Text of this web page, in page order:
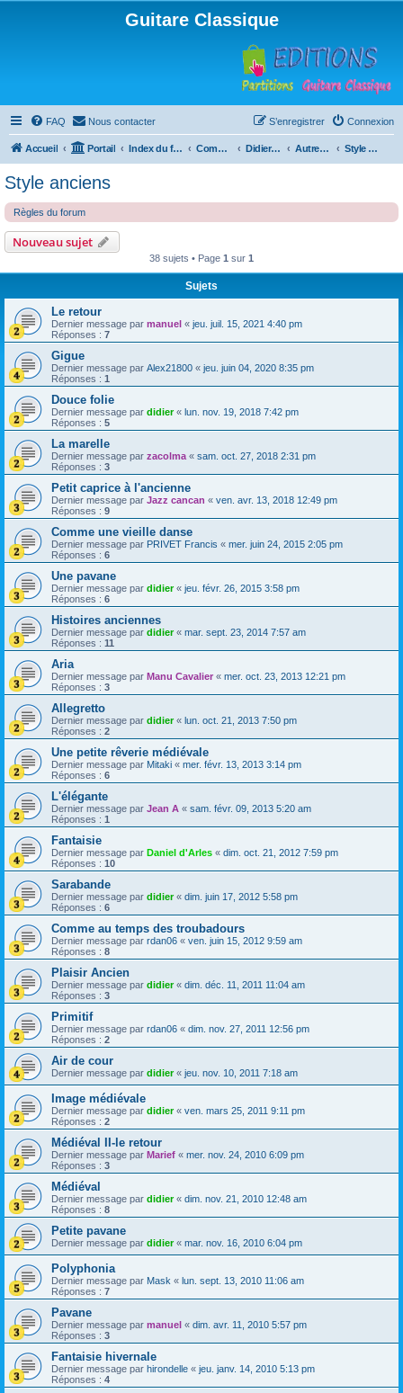
Guitare Classique
FAQ Nous contacter Connexion
S’enregistrer
Accueil Portail Index du forum Compositions Didierland Autres musiques Style anciens
Style anciens
Règles du forum
Nouveau sujet
38 sujets • Page 1 sur 1
Sujets
Le retour
Dernier message par manuel « jeu. juil. 15, 2021 4:40 pm
Réponses : 7
Gigue
Dernier message par Alex21800 « jeu. juin 04, 2020 8:35 pm
Réponses : 1
Douce folie
Dernier message par didier« lun. nov. 19, 2018 7:42 pm
Réponses : 5
La marelle
Dernier message par zacolma « sam. oct. 27, 2018 2:31 pm
Réponses : 3
Petit caprice à l'ancienne
Dernier message par Jazz cancan « ven. avr. 13, 2018 12:49 pm
Réponses : 9
Comme une vieille danse
Dernier message par PRIVET Francis « mer. juin 24, 2015 2:05 pm
Réponses : 6
Une pavane
Dernier message par didier« jeu. févr. 26, 2015 3:58 pm
Réponses : 6
Histoires anciennes
Dernier message par didier« mar. sept. 23, 2014 7:57 am
Réponses : 11
Aria
Dernier message par Manu Cavalier « mer. oct. 23, 2013 12:21 pm
Réponses : 3
Allegretto
Dernier message par didier« lun. oct. 21, 2013 7:50 pm
Réponses : 2
Une petite rêverie médiévale
Dernier message par Mitaki « mer. févr. 13, 2013 3:14 pm
Réponses : 6
L'élégante
Dernier message par Jean A « sam. févr. 09, 2013 5:20 am
Réponses : 1
Fantaisie
Dernier message par Daniel d'Arles « dim. oct. 21, 2012 7:59 pm
Réponses : 10
Sarabande
Dernier message par didier« dim. juin 17, 2012 5:58 pm
Réponses : 6
Comme au temps des troubadours
Dernier message par rdan06 « ven. juin 15, 2012 9:59 am
Réponses : 8
Plaisir Ancien
Dernier message par didier« dim. déc. 11, 2011 11:04 am
Réponses : 3
Primitif
Dernier message par rdan06 « dim. nov. 27, 2011 12:56 pm
Réponses : 2
Air de cour
Dernier message par didier« jeu. nov. 10, 2011 7:18 am
Image médiévale
Dernier message par didier« ven. mars 25, 2011 9:11 pm
Réponses : 2
Médiéval II-le retour
Dernier message par Marief « mer. nov. 24, 2010 6:09 pm
Réponses : 3
Médiéval
Dernier message par didier« dim. nov. 21, 2010 12:48 am
Réponses : 8
Petite pavane
Dernier message par didier« mar. nov. 16, 2010 6:04 pm
Polyphonia
Dernier message par Mask « lun. sept. 13, 2010 11:06 am
Réponses : 7
Pavane
Dernier message par manuel « dim. avr. 11, 2010 5:57 pm
Réponses : 3
Fantaisie hivernale
Dernier message par hirondelle « jeu. janv. 14, 2010 5:13 pm
Réponses : 4